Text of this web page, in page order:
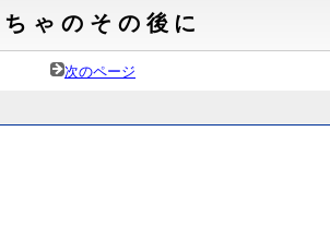
ゃのその後に
次のページ